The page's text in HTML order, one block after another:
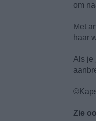
om
Met
haar
Als je
Zie